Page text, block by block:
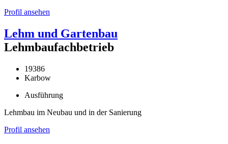
Profil ansehen
Lehm und Gartenbau
Lehmbaufachbetrieb
19386
Karbow
Ausführung
Lehmbau im Neubau und in der Sanierung
Profil ansehen